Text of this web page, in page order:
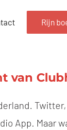
Rijn
van
App. Maar